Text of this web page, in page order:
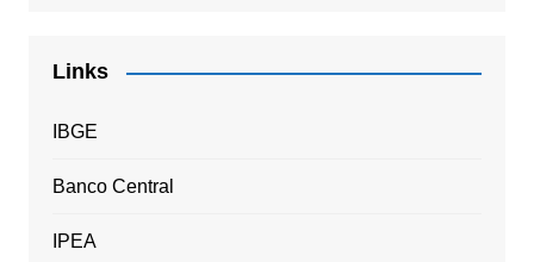
Links
IBGE
Banco Central
IPEA